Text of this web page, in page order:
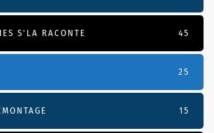
S'LA RACONTE 45
25
15